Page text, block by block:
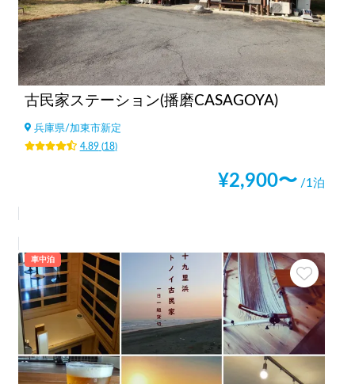
古民家ステーション(播磨CASAGOYA)
兵庫県/加東市新定
4.89(18)
¥2,900〜 /1泊
車中泊